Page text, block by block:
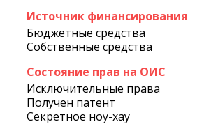
Источник финансирования
Бюджетные средства
Собственные средства
Состояние прав на ОИС
Исключительные права
Получен патент
Секретное ноу-хау